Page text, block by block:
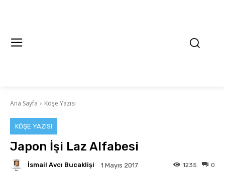
Ana Sayfa Köşe Yazısı
KÖŞE YAZISI
Japon İşi Laz Alfabesi
İsmail Avcı Bucaklişi 1 Mayıs 2017 0
1235